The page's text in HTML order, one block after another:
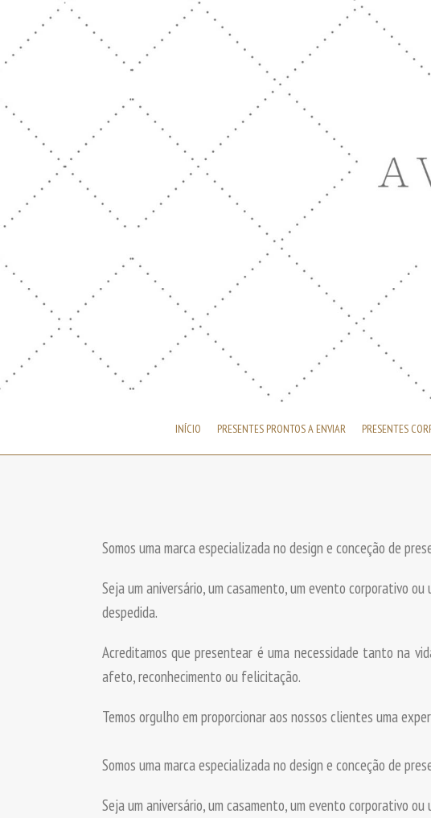
INÍCIO PRESENTES PRONTOS A ENVIAR PRESENTES
Somos uma marca especializada no design e conceção de
Seja um aniversário, um casamento, um evento corporativo
despedida.
Acreditamos que presentear é uma necessidade tanto na
afeto, reconhecimento ou felicitação.
Temos orgulho em proporcionar aos nossos clientes uma
Somos uma marca especializada no design e conceção de
Seja um aniversário, um casamento, um evento corporativo